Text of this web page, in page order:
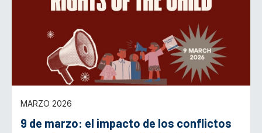
MARZO 2026
9 de marzo: el impacto de los conflictos